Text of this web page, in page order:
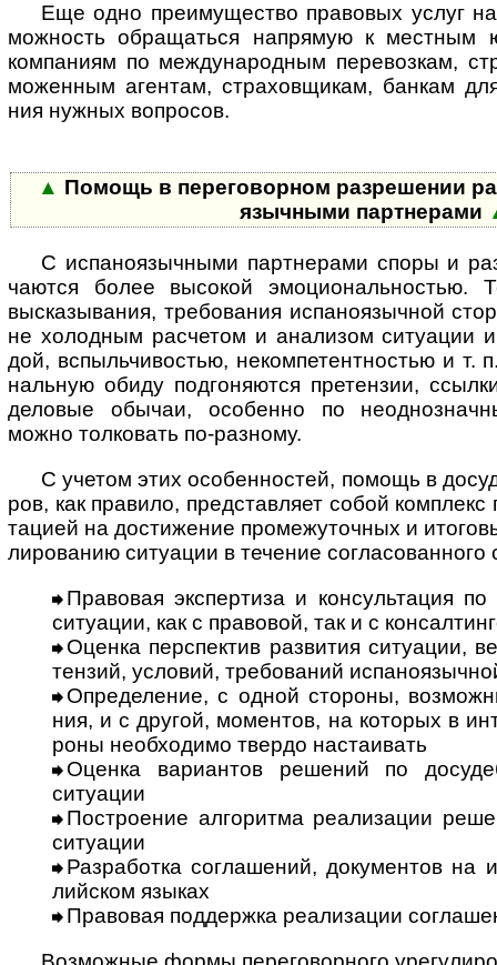
Еще одно преимущество правовых услуг
мож­ность обра­ща­ться напря­мую к мест­ным
ком­па­ниям по между­на­род­ным пере­воз­кам,
мо­жен­ным аген­там, стра­хов­щи­кам, бан­кам
ния нуж­ных воп­росов.
▲ Помощь в переговорном разрешении
языч­ными парт­нерами
С испаноязычными партнерами споры и
ча­ются более высо­кой эмо­ци­о­наль­нос­тью.
выска­зы­ва­ния, тре­бо­ва­ния испа­но­языч­ной
не холод­ным рас­че­том и ана­ли­зом ситу­а­ции
дой, вспыль­чи­во­стью, неком­пе­тент­нос­тью и
наль­ную обиду под­го­ня­ются пре­тен­зии,
дело­вые обы­чаи, осо­бенно по
можно тол­ко­вать по-разному.
С учетом этих особенностей, помощь в
ров, как пра­вило, пред­став­ляет собой
та­цией на дости­же­ние про­ме­жу­точ­ных и
ли­ро­ва­нию ситу­а­ции в тече­ние согла­со­ван­ного
Правовая экспертиза и консультация
ситу­а­ции, как с пра­во­вой, так и с
Оценка перспектив развития ситуации,
тен­зий, усло­вий, тре­бо­ва­ний
Определение, с одной стороны,
ния, и с дру­гой, момен­тов, на кото­рых в
роны необ­хо­димо тве­рдо наста­ивать
Оценка вариантов решений по
ситу­ации
Построение алгоритма реализации
ситу­ации
Разработка соглашений, документов на
лий­ском языках
Правовая поддержка реализации